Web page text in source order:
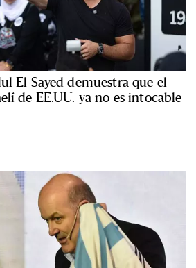
El-Sayed demuestra que el
de EE.UU. ya no es intocable